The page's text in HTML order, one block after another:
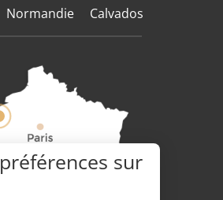
Normandie Calvados
sur